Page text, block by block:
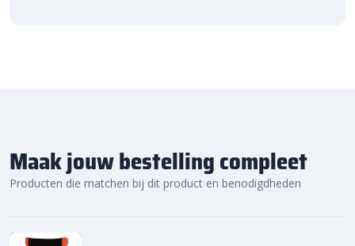
Maak jouw bestelling compleet
Producten die matchen bij dit product en benodigdheden